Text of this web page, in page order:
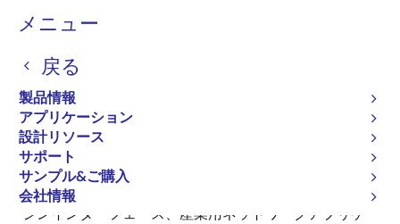
メニュー
戻る
製品情報
アプリケーション
設計リソース
サポート
サンプル&ご購入
会社情報
パ
く
ず
RZ パートナエコシステム
ソリューション
ルネサスRZエコシステムは、人工知能、ヒューマンマ
シンインターフェース、産業用ネットワークアプリケ